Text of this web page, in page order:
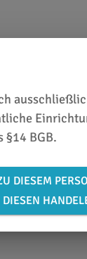
§14 BGB.
DIESEM
DIESEN